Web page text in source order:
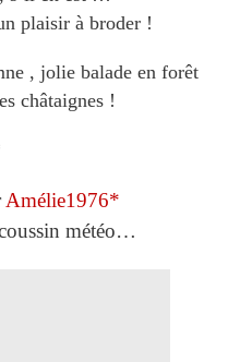
plaisir à broder !
, jolie balade en forêt
châtaignes !
Amélie1976*
météo…